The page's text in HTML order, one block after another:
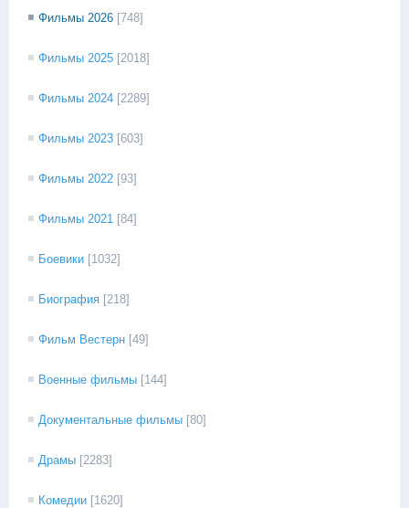
Фильмы 2026 [748]
Фильмы 2025 [2018]
Фильмы 2024 [2289]
Фильмы 2023 [603]
Фильмы 2022 [93]
Фильмы 2021 [84]
Боевики [1032]
Биография [218]
Фильм Вестерн [49]
Военные фильмы [144]
Документальные фильмы [80]
Драмы [2283]
Комедии [1620]